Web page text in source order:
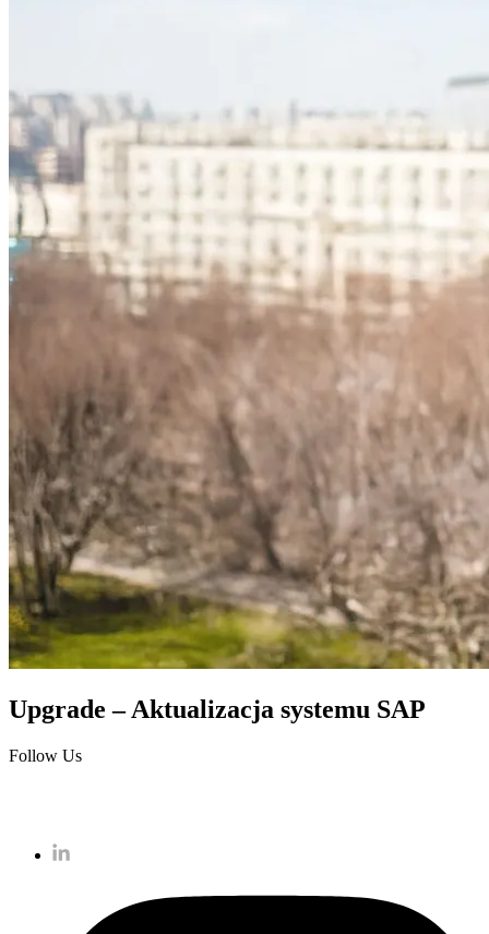
Upgrade – Aktualizacja systemu SAP
Follow Us